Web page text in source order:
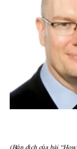
(Bản dịch của bài